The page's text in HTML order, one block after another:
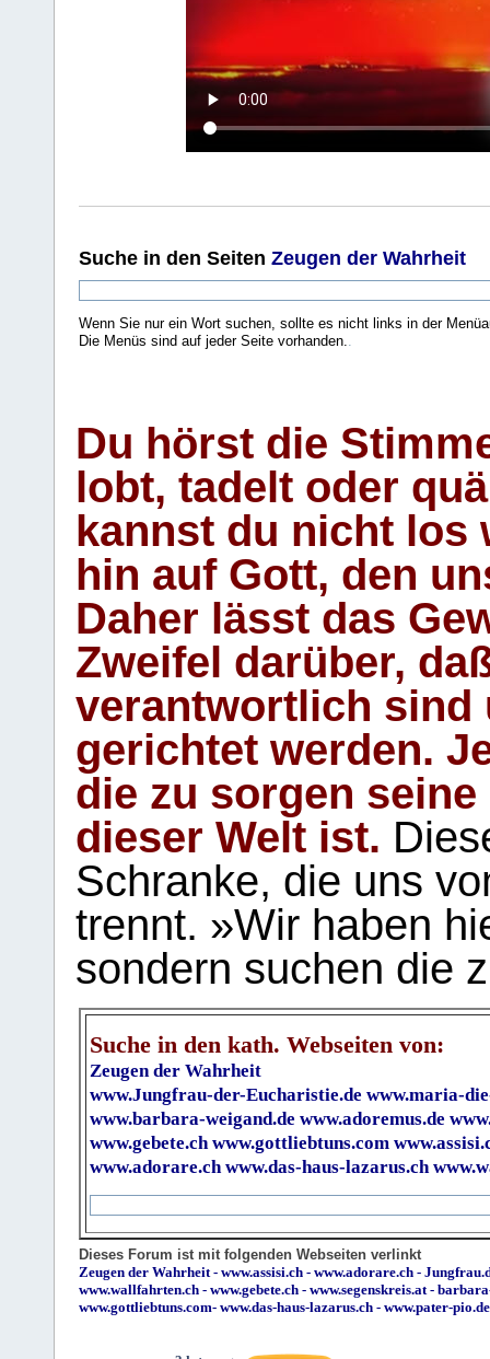
Suche in den Seiten Zeugen der Wahrheit
Wenn Sie nur ein Wort suchen, sollte es nicht links in der
Die Menüs sind auf jeder Seite vorhanden..
Du hörst die
lobt, tadelt oder
kannst du nicht los
hin auf Gott, den
Daher lässt das
Zweifel darüber,
verantwortlich sind
gerichtet werden.
die zu sorgen
dieser Welt ist.
Schranke, die uns
trennt. »Wir haben
sondern suchen die
Suche in den kath. Webseiten von:
Zeugen der Wahrheit
www.Jungfrau-der-Eucharistie.de www.maria-
www.barbara-weigand.de www.adoremus.de
www.gebete.ch www.gottliebtuns.com
www.adorare.ch www.das-haus-lazarus.ch
Dieses Forum ist mit folgenden Webseiten verlinkt
Zeugen der Wahrheit- www.assisi.ch - www.adorare.ch -
www.wallfahrten.ch - www.gebete.ch - www.segenskreis.at-
www.gottliebtuns.com- www.das-haus-lazarus.ch - www.pater-pio.de